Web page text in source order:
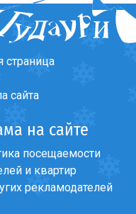
страница
сайта
на сайте
посещаемости
и квартир
рекламодателей